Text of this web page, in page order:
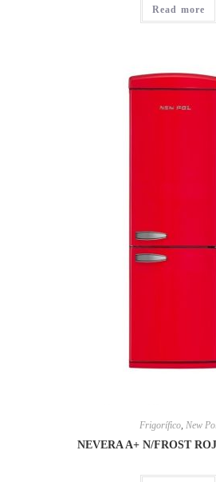
Read more
Frigorífico, New
NEVERA A+ N/FROST